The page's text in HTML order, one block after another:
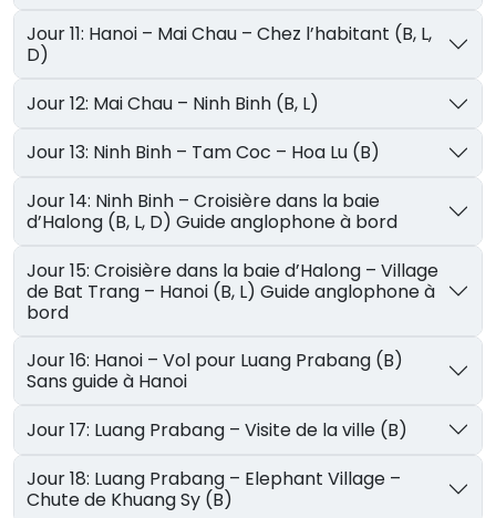
Jour 11: Hanoi – Mai Chau – Chez l’habitant (B, L,
D)
Jour 12: Mai Chau – Ninh Binh (B, L)
Jour 13: Ninh Binh – Tam Coc – Hoa Lu (B)
Jour 14: Ninh Binh – Croisière dans la baie
d’Halong (B, L, D) Guide anglophone à bord
Jour 15: Croisière dans la baie d’Halong – Village
de Bat Trang – Hanoi (B, L) Guide anglophone à
bord
Jour 16: Hanoi – Vol pour Luang Prabang (B)
Sans guide à Hanoi
Jour 17: Luang Prabang – Visite de la ville (B)
Jour 18: Luang Prabang – Elephant Village –
Chute de Khuang Sy (B)